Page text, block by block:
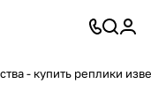
- купить реплики